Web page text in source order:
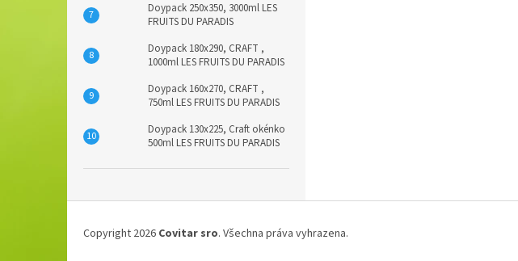
Doypack 250x350, 3000ml LES
FRUITS DU PARADIS
Doypack 180x290, CRAFT ,
1000ml LES FRUITS DU PARADIS
Doypack 160x270, CRAFT ,
750ml LES FRUITS DU PARADIS
Doypack 130x225, Craft okénko
500ml LES FRUITS DU PARADIS
Copyright 2026 Covitar sro. Všechna práva vyhrazena.